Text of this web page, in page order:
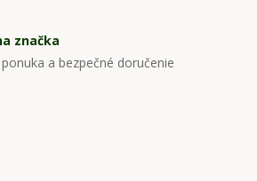
značka
a bezpečné doručenie